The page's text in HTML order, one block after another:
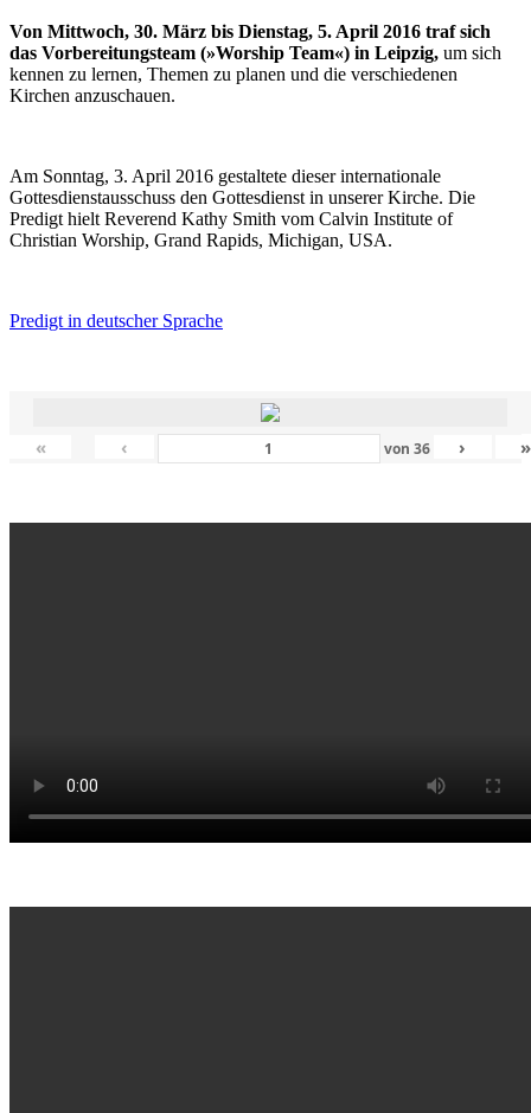
Von Mittwoch, 30. März bis Dienstag, 5. April 2016 traf sich
das Vorbereitungsteam (»Worship Team«) in Leipzig, um sich
kennen zu lernen, Themen zu planen und die verschiedenen
Kirchen anzuschauen.
Am Sonntag, 3. April 2016 gestaltete dieser internationale
Gottesdienstausschuss den Gottesdienst in unserer Kirche. Die
Predigt hielt Reverend Kathy Smith vom Calvin Institute of
Christian Worship, Grand Rapids, Michigan, USA.
Predigt in deutscher Sprache
« ‹ von 36 › »